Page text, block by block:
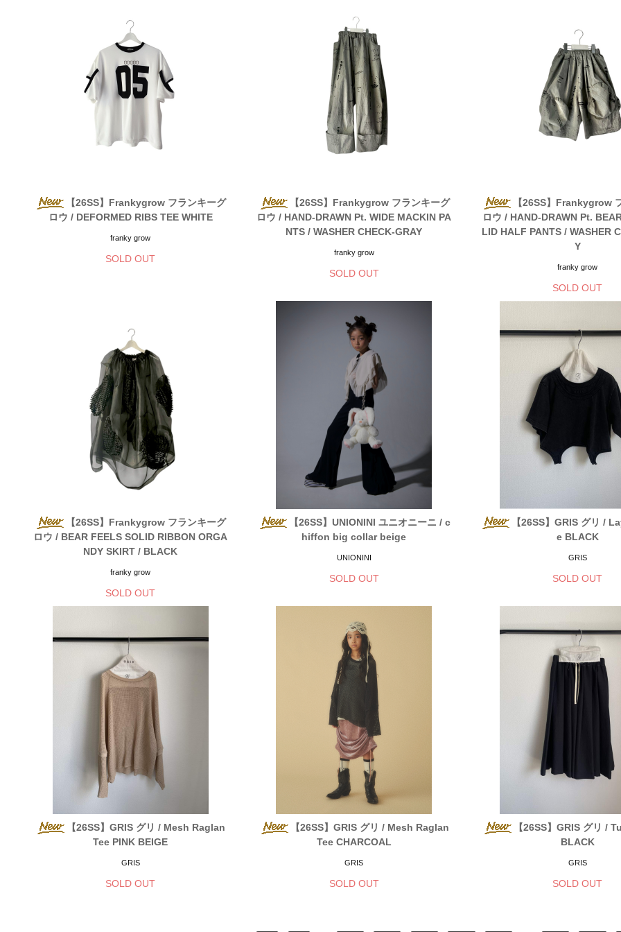
【26SS】Frankygrow フランキーグ
ロウ / DEFORMED RIBS TEE WHITE
franky grow
SOLD OUT
【26SS】Frankygrow フランキーグ
ロウ / HAND-DRAWN Pt. WIDE MACKIN PA
NTS / WASHER CHECK-GRAY
franky grow
SOLD OUT
【26SS】Frankygrow
ロウ / HAND-DRAWN Pt.
LID HALF PANTS / WASHER
Y
franky grow
SOLD OUT
【26SS】Frankygrow フランキーグ
ロウ / BEAR FEELS SOLID RIBBON ORGA
NDY SKIRT / BLACK
franky grow
SOLD OUT
【26SS】UNIONINI ユニオニーニ / c
hiffon big collar beige
UNIONINI
SOLD OUT
【26SS】GRIS グリ /
e BLACK
GRIS
SOLD OUT
【26SS】GRIS グリ / Mesh Raglan
Tee PINK BEIGE
GRIS
SOLD OUT
【26SS】GRIS グリ / Mesh Raglan
Tee CHARCOAL
GRIS
SOLD OUT
【26SS】GRIS グリ /
BLACK
GRIS
SOLD OUT